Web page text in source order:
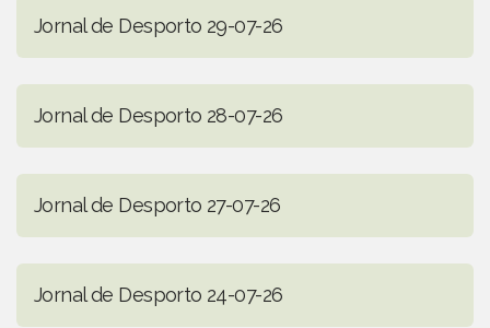
Jornal de Desporto 29-07-26
Jornal de Desporto 28-07-26
Jornal de Desporto 27-07-26
Jornal de Desporto 24-07-26